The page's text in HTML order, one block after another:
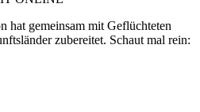
gemeinsam mit Geflüchteten
zubereitet. Schaut mal rein: